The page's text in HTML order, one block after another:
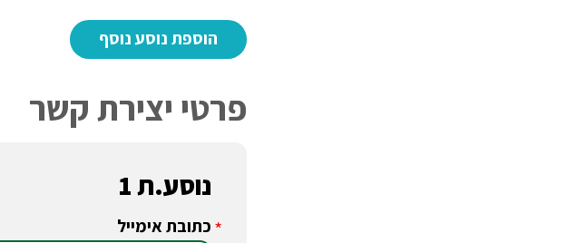
פרטי יצירת קשר
נוסע.ת 1
*כתובת אימייל